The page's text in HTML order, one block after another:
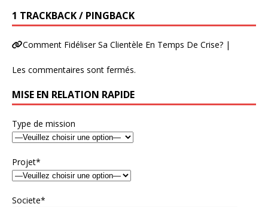
1 TRACKBACK / PINGBACK
Comment Fidéliser Sa Clientèle En Temps De Crise? |
Les commentaires sont fermés.
MISE EN RELATION RAPIDE
Type de mission
Projet*
Societe*